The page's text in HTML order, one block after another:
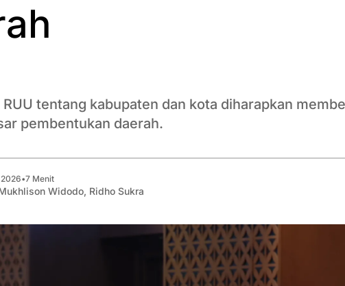
RUU tentang kabupaten dan kota diharapkan
pembentukan daerah.
•7 Menit
Widodo, Ridho Sukra